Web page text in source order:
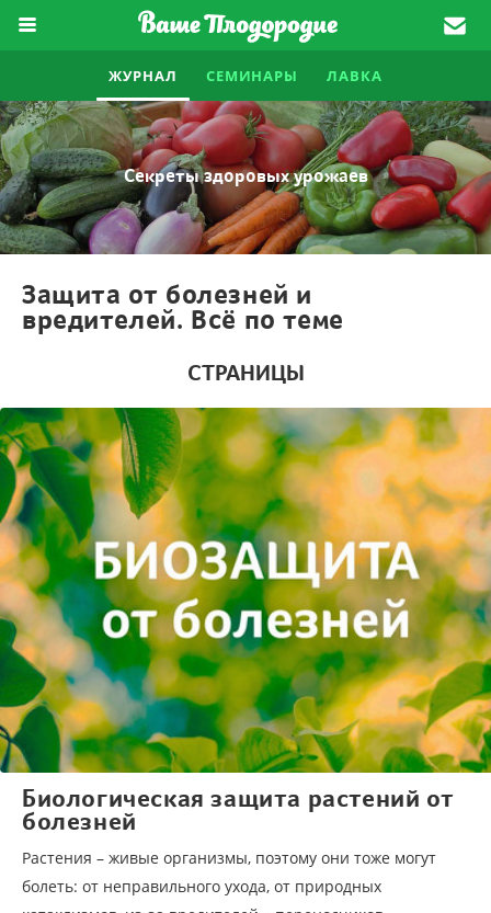
ЖУРНАЛ СЕМИНАРЫ ЛАВКА
Секреты здоровых урожаев
Защита от болезней и
вредителей. Всё по теме
СТРАНИЦЫ
Биологическая защита растений от
болезней
Растения – живые организмы, поэтому они тоже могут
болеть: от неправильного ухода, от природных